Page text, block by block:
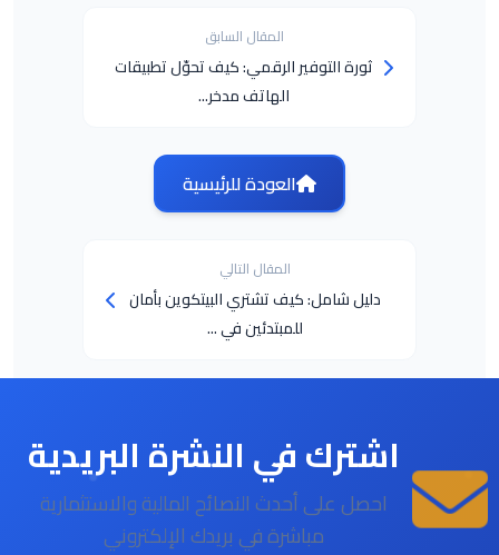
المقال السابق
ثورة التوفير الرقمي: كيف تحوّل تطبيقات
الهاتف مدخر...
العودة للرئيسية
المقال التالي
دليل شامل: كيف تشتري البيتكوين بأمان
للمبتدئين في ...
اشترك في النشرة البريدية
احصل على أحدث النصائح المالية والاستثمارية
مباشرة في بريدك الإلكتروني